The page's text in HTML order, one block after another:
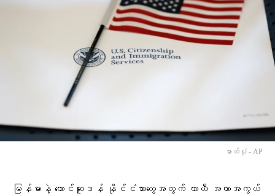
ဓာတ်ပုံ - AP
မြန်မာနဲ့ တောင်ဆူဒန် နိုင်ငံသားတွေအတွက် ယာယီ အကာအကွယ်